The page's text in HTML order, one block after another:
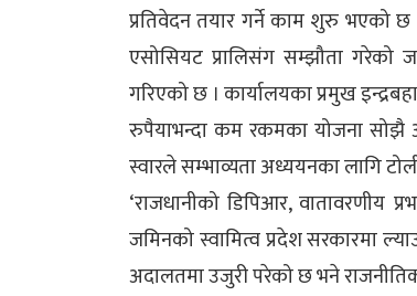
प्रतिवेदन तयार गर्ने काम शुरु भएको
एसोसियट प्रालिसंग सम्झौता
गरिएको छ । कार्यालयका प्रमुख
रुपैयाभन्दा कम रकमका योजना सोझै
स्वारले सम्भाव्यता अध्ययनका लागि
‘राजधानीको डिपिआर, वातावरणीय
जमिनको स्वामित्व प्रदेश सरकारमा
अदालतमा उजुरी परेको छ भने